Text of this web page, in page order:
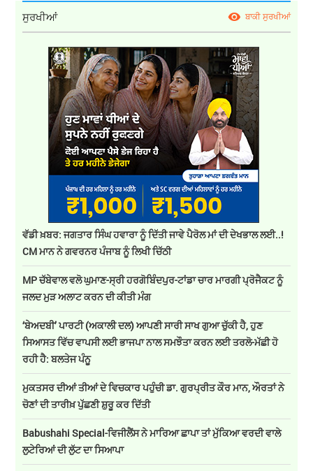
ਸੁਰਖੀਆਂ ਬਾਕੀ ਸੁਰਖੀਆਂ
ਵੱਡੀ ਖ਼ਬਰ: ਜਗਤਾਰ ਸਿੰਘ ਹਵਾਰਾ ਨੂੰ ਦਿੱਤੀ ਜਾਵੇ ਪੈਰੋਲ ਮਾਂ ਦੀ ਦੇਖਭਾਲ ਲਈ..!
CM ਮਾਨ ਨੇ ਗਵਰਨਰ ਪੰਜਾਬ ਨੂੰ ਲਿਖੀ ਚਿੱਠੀ
MP ਚੱਬੇਵਾਲ ਵਲੋ ਘੁਮਾਣ-ਸ੍ਰੀ ਹਰਗੋਬਿੰਦਪੁਰ-ਟਾਂਡਾ ਚਾਰ ਮਾਰਗੀ ਪ੍ਰੋਜੈਕਟ ਨੂੰ
ਜਲਦ ਮੁੜ ਅਲਾਟ ਕਰਨ ਦੀ ਕੀਤੀ ਮੰਗ
‘ਬੇਅਦਬੀ’ ਪਾਰਟੀ (ਅਕਾਲੀ ਦਲ) ਆਪਣੀ ਸਾਰੀ ਸਾਖ ਗੁਆ ਚੁੱਕੀ ਹੈ, ਹੁਣ
ਸਿਆਸਤ ਵਿੱਚ ਵਾਪਸੀ ਲਈ ਭਾਜਪਾ ਨਾਲ ਸਮਝੌਤਾ ਕਰਨ ਲਈ ਤਰਲੋ-ਮੱਛੀ ਹੋ
ਰਹੀ ਹੈ: ਬਲਤੇਜ ਪੰਨੂ
ਮੁਕਤਸਰ ਦੀਆਂ ਤੀਆਂ ਦੇ ਵਿਚਕਾਰ ਪਹੁੰਚੀ ਡਾ. ਗੁਰਪ੍ਰੀਤ ਕੌਰ ਮਾਨ, ਔਰਤਾਂ ਨੇ
ਚੋਣਾਂ ਦੀ ਤਾਰੀਖ਼ ਪੁੱਛਣੀ ਸ਼ੁਰੂ ਕਰ ਦਿੱਤੀ
Babushahi Special-ਵਿਜੀਲੈਂਸ ਨੇ ਮਾਰਿਆ ਛਾਪਾ ਤਾਂ ਮੁੱਕਿਆ ਵਰਦੀ ਵਾਲੇ
ਲੁਟੇਰਿਆਂ ਦੀ ਲੁੱਟ ਦਾ ਸਿਆਪਾ